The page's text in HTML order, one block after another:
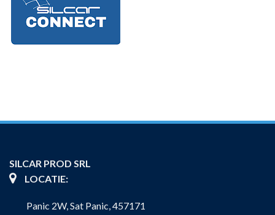
SILCAR PROD SRL
LOCATIE:
Panic 2W, Sat Panic, 457171